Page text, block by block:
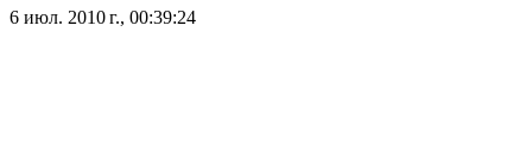
6 июл. 2010 г., 00:39:24